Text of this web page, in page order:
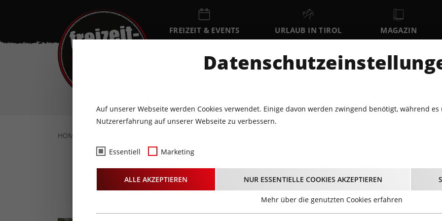
FREIZEIT & EVENTS URLAUB IN TIROL MAGAZIN
EVENTKALENDER
MO DI MI 13
HOME
Tyrolean Wakeboard
19.09.2026 - Beginn 09:00 Uhr
Auf unserer Webseite werden Cookies verwendet. Einige davon werden zwingend benötigt, während
Nutzererfahrung auf unserer Webseite zu verbessern.
Essentiell Marketing
ALLE AKZEPTIEREN NUR ESSENTIELLE COOKIES AKZEPTIEREN
Mehr über die genutzten Cookies erfahren